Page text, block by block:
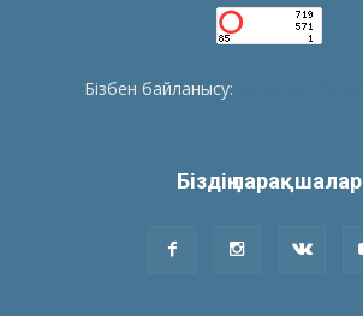
Бізбен байланысу:
Біздің парақшалар